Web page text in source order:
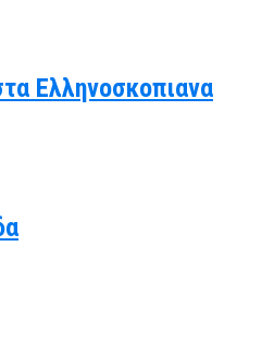
Ελληνοσκοπιανα